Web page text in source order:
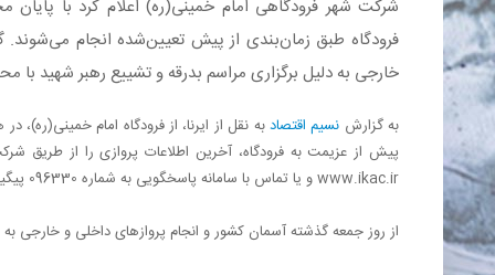
شرکت شهر فرودگاهی امام خمینی(ره) اعلام کرد با
فرودگاه طبق زمان‌بندی از پیش تعیین‌شده انجام
خارجی به دلیل برگزاری مراسم بدرقه و تشییع رهبر شهید
به گزارش نسیم اقتصادبه نقل از ایرنا، از فرودگاه امام
پیش از عزیمت به فرودگاه، آخرین اطلاعات پروازی را از طریق
www.ikac.ir و یا تماس با سامانه پاسخگویی به شماره 096330 پیگیری کنند.
از روز جمعه گذشته آسمان کشور و انجام پروازهای داخلی و خارجی